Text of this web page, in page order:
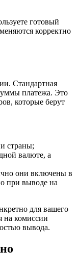
готовый
корректно
Стандартная
платежа. Это
которые берут
страны;
валюте, а
они включены в
при выводе на
для вашего
на комиссии
вывода.